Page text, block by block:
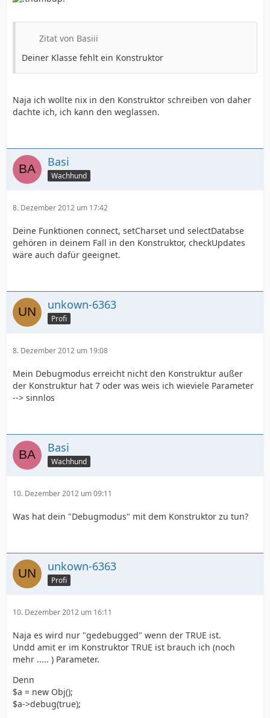
Zitat von Basiii
Deiner Klasse fehlt ein Konstruktor
Naja ich wollte nix in den Konstruktor schreiben von daher
dachte ich, ich kann den weglassen.
Basi
Wachhund
8. Dezember 2012 um 17:42
Deine Funktionen connect, setCharset und selectDatabse
gehören in deinem Fall in den Konstruktor, checkUpdates
wäre auch dafür geeignet.
unkown-6363
Profi
8. Dezember 2012 um 19:08
Mein Debugmodus erreicht nicht den Konstruktur außer
der Konstruktur hat 7 oder was weis ich wieviele Parameter
--> sinnlos
Basi
Wachhund
10. Dezember 2012 um 09:11
Was hat dein "Debugmodus" mit dem Konstruktor zu tun?
unkown-6363
Profi
10. Dezember 2012 um 16:11
Naja es wird nur "gedebugged" wenn der TRUE ist.
Undd amit er im Konstruktor TRUE ist brauch ich (noch
mehr ..... ) Parameter.
Denn
$a = new Obj();
$a->debug(true);